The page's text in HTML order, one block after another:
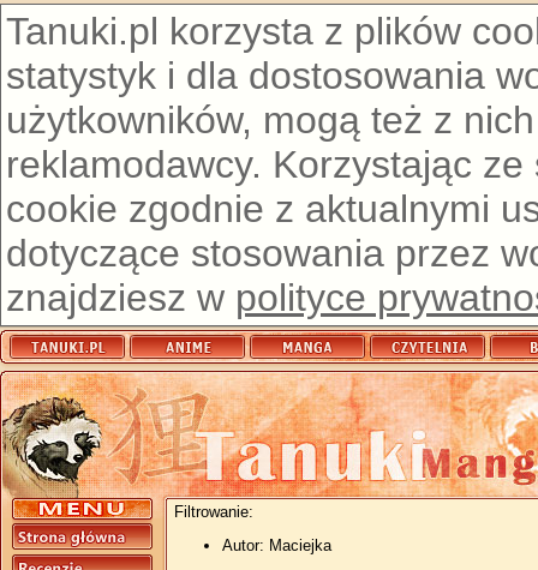
Tanuki.pl korzysta z plików
statystyk i dla dostosowania
użytkowników, mogą też z
reklamodawcy. Korzystając
cookie zgodnie z aktualnymi
dotyczące stosowania przez
znajdziesz w polityce
Filtrowanie:
Autor: Maciejka